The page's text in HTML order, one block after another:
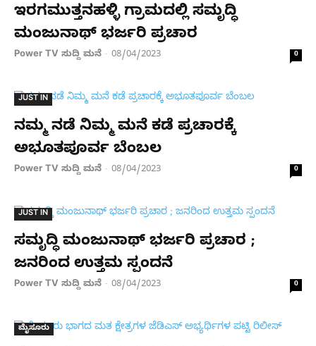
ಇರಗಮುತ್ತನಹಳ್ಳಿ ಗ್ರಾಮದಲ್ಲಿ ಸಮೃದ್ಧಿ
ಮಂಜುನಾಥ್​ ಭರ್ಜರಿ ಪ್ರಚಾರ
Power TV ಸುದ್ದಿ ಮನೆ - 08/04/2023 0
JUST IN
ನಮ್ಮ ನಡೆ ನಿಮ್ಮ ಮನೆ ಕಡೆ ಪ್ರಚಾರಕ್ಕೆ
ಅಭೂತಪೂರ್ವ ಬೆಂಬಲ
Power TV ಸುದ್ದಿ ಮನೆ - 08/04/2023 0
JUST IN
ಸಮೃದ್ಧಿ ಮಂಜುನಾಥ್ ಭರ್ಜರಿ ಪ್ರಚಾರ ;
ಜನರಿಂದ ಉತ್ತಮ ಸ್ಪಂದನೆ
Power TV ಸುದ್ದಿ ಮನೆ - 08/04/2023 0
ಮೈಸೂರು